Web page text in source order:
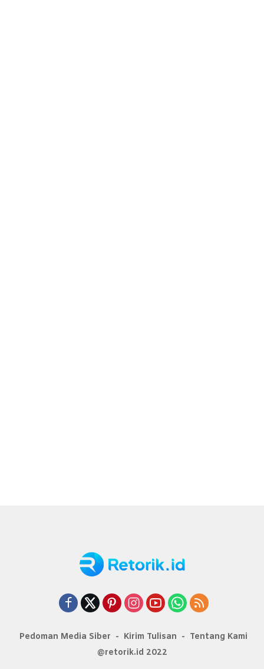
Pedoman Media Siber Kirim Tulisan
Tentang Kami
@retorik.id 2022